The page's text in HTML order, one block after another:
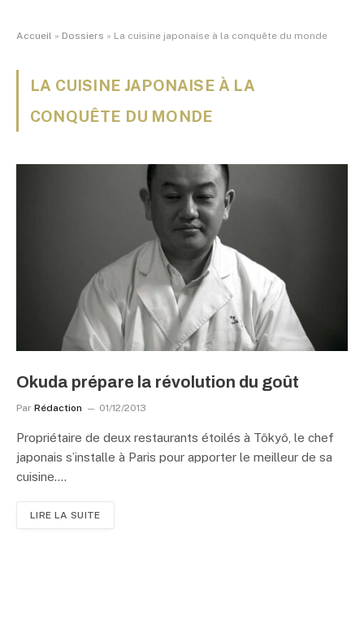
Accueil » Dossiers » La cuisine japonaise à la conquête du monde
LA CUISINE JAPONAISE À LA
CONQUÊTE DU MONDE
Okuda prépare la révolution du goût
Par Rédaction 01/12/2013
Propriétaire de deux restaurants étoilés à Tôkyô, le chef
japonais s’installe à Paris pour apporter le meilleur de sa
cuisine.…
LIRE LA SUITE